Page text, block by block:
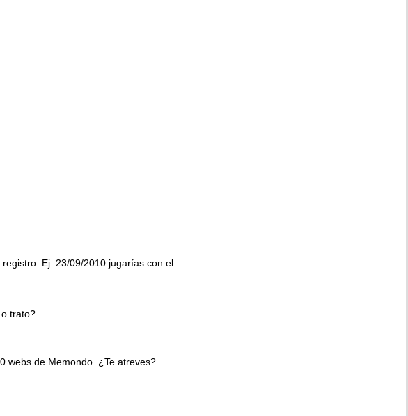
Ej: 23/09/2010 jugarías con el
trato?
webs de Memondo. ¿Te atreves?